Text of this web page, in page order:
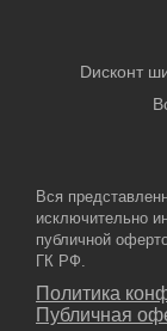
Dисконт
Вся
исключительно
публичной
ГК РФ.
Политика
Публичная